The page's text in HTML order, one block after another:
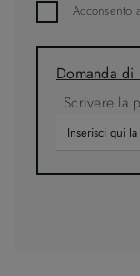
Acconsento
Domanda di
Scrivere la